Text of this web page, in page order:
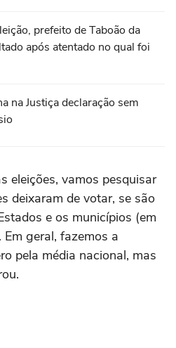
prefeito de Taboão da
após atentado no qual foi
na Justiça declaração sem
eleições, vamos pesquisar
deixaram de votar, se são
e os municípios (em
geral, fazemos a
pela média nacional, mas